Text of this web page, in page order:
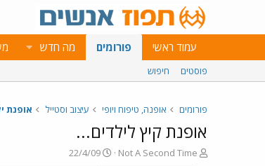
עמוד ראשי פורומים מה חדש
פוסטים חיפוש
פורומים אופנה, טיפוח ויופי עיצוב וסטייל אופנת
אופנת קיץ לילדים...
פ
Not A Second Time
פ
22/4/09